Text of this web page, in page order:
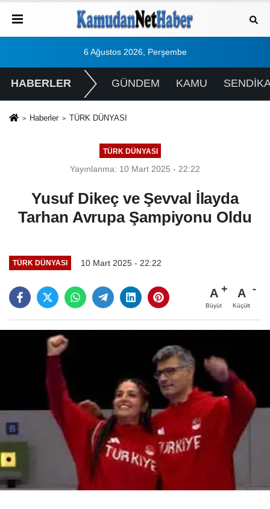
6 Ağustos 2026, Perşembe
HABERLER GÜNDEM KAMU
Haberler TÜRK DÜNYASI
TÜRK DÜNYASI
Yayınlanma: 10 Mart 2025 - 22:22
Yusuf Dikeç ve Şevval İlayda
Tarhan Avrupa Şampiyonu Oldu
TÜRK DÜNYASI 10 Mart 2025 - 22:22
A
Büyüt
A
Küçült